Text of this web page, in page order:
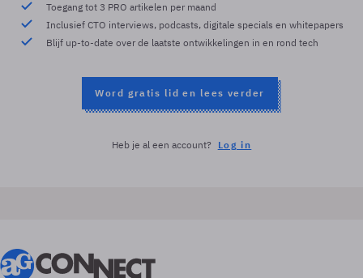
Toegang tot 3 PRO artikelen per maand
Inclusief CTO interviews, podcasts, digitale specials en whitepapers
Blijf up-to-date over de laatste ontwikkelingen in en rond tech
Word gratis lid en lees verder
Heb je al een account? Log in